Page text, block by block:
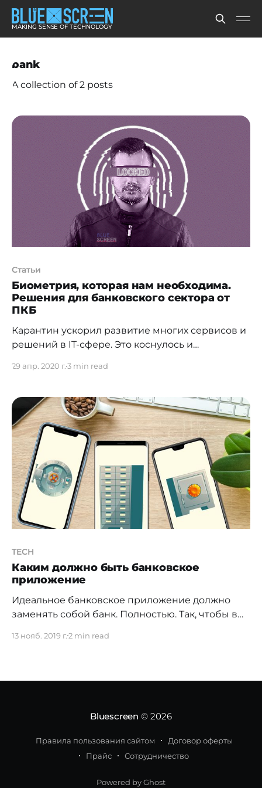
MAKING SENSE OF TECHNOLOGY
bank
A collection of 2 posts
Статьи
Биометрия, которая нам необходима.
Решения для банковского сектора от
ПКБ
Карантин ускорил развитие многих сервисов и
решений в IT-сфере. Это коснулось и
же банков важно поддерживать связь с
строится их бизнес. А биометрия позволяет
сделать процесс дистанционной работы
максимально безопасным для обеих сторон.
Поэтому решение, которое предлагает рынку
29 апр. 2020 г.3 min read
TECH
Каким должно быть банковское
приложение
Идеальное банковское приложение должно
заменять собой банк. Полностью. Так, чтобы в
разу. Даже для открытия счёта. Даже чтобы
металлический счёт, подать заявку на кредит,
13 нояб. 2019 г.2 min read
Bluescreen © 2026
Правила пользования сайтом
Договор оферты
Прайс
Сотрудничество
Powered by Ghost